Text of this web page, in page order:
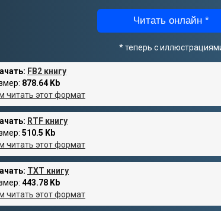
Читать онлайн *
* теперь с
FB2 книгу
878.64 Kb
читать этот формат
RTF книгу
510.5 Kb
читать этот формат
TXT книгу
443.78 Kb
читать этот формат